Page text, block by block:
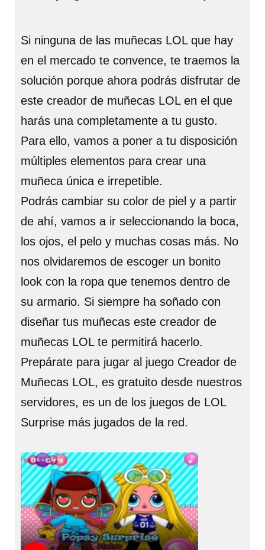
Si ninguna de las muñecas LOL que hay
en el mercado te convence, te traemos la
solución porque ahora podrás disfrutar de
este creador de muñecas LOL en el que
harás una completamente a tu gusto.
Para ello, vamos a poner a tu disposición
múltiples elementos para crear una
muñeca única e irrepetible.
Podrás cambiar su color de piel y a partir
de ahí, vamos a ir seleccionando la boca,
los ojos, el pelo y muchas cosas más. No
nos olvidaremos de escoger un bonito
look con la ropa que tenemos dentro de
su armario. Si siempre ha soñado con
diseñar tus muñecas este creador de
muñecas LOL te permitirá hacerlo.
Prepárate para jugar al juego Creador de
Muñecas LOL, es gratuito desde nuestros
servidores, es un de los juegos de LOL
Surprise más jugados de la red.